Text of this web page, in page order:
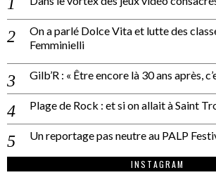
On a parlé Dolce Vita et lutte des
Femminielli
Gilb’R : « Être encore là 30 ans après,
Plage de Rock : et si on allait à Saint
Un reportage pas neutre au PALP
INSTAGRAM